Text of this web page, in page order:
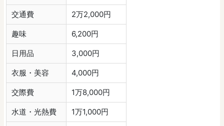
交通費 2万2,000円
趣味 6,200円
日用品 3,000円
衣服・美容 4,000円
交際費 1万8,000円
水道・光熱費 1万1,000円